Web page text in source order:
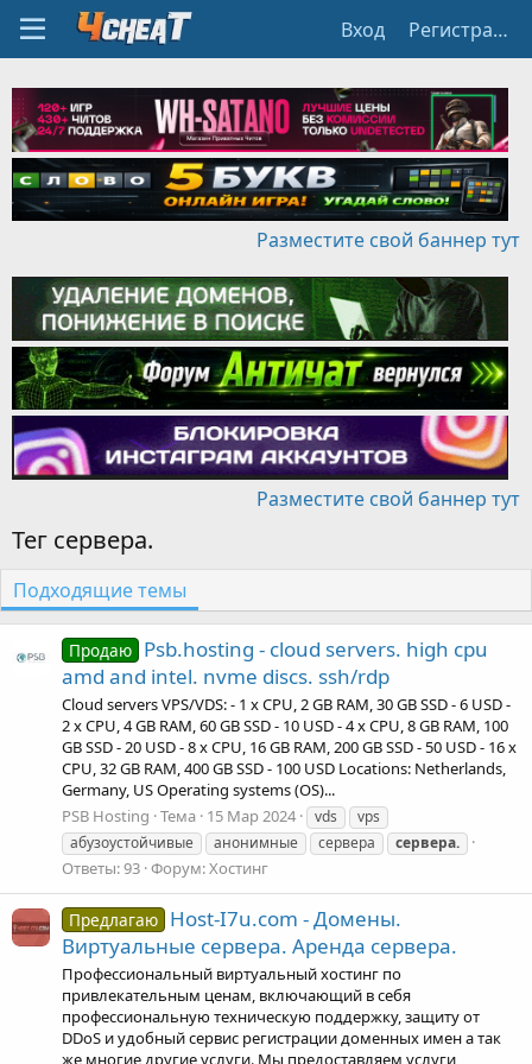
Вход Регистрация
Разместите свой баннер тут
Разместите свой баннер тут
Тег сервера.
Подходящие темы
Продаю Psb.hosting - cloud servers. high cpu
amd and intel. nvme discs. ssh/rdp
Cloud servers VPS/VDS: - 1 x CPU, 2 GB RAM, 30 GB SSD - 6 USD -
2 x CPU, 4 GB RAM, 60 GB SSD - 10 USD - 4 x CPU, 8 GB RAM, 100
GB SSD - 20 USD - 8 x CPU, 16 GB RAM, 200 GB SSD - 50 USD - 16 x
CPU, 32 GB RAM, 400 GB SSD - 100 USD Locations: Netherlands,
Germany, US Operating systems (OS)...
PSB Hosting Тема 15 Мар 2024 vds
vps
абузоустойчивые
анонимные сервера сервера.
Ответы: 93 Форум:Хостинг
Предлагаю Host-I7u.com - Домены.
Виртуальные сервера. Аренда сервера.
Профессиональный виртуальный хостинг по
привлекательным ценам, включающий в себя
профессиональную техническую поддержку, защиту от
DDoS и удобный сервис регистрации доменных имен а так
же многие другие услуги. Мы предоставляем услуги